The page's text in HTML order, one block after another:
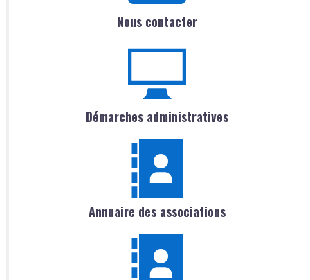
Nous contacter
Démarches administratives
Annuaire des associations